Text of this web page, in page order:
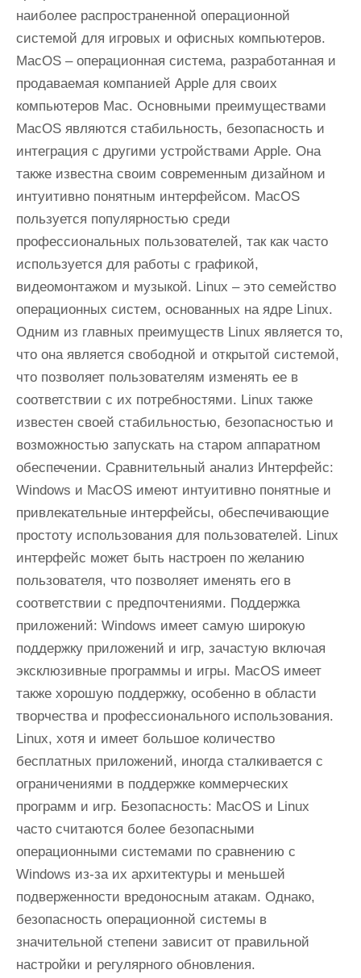
наиболее распространенной операционной
системой для игровых и офисных компьютеров.
MacOS – операционная система, разработанная и
продаваемая компанией Apple для своих
компьютеров Mac. Основными преимуществами
MacOS являются стабильность, безопасность и
интеграция с другими устройствами Apple. Она
также известна своим современным дизайном и
интуитивно понятным интерфейсом. MacOS
пользуется популярностью среди
профессиональных пользователей, так как часто
используется для работы с графикой,
видеомонтажом и музыкой. Linux – это семейство
операционных систем, основанных на ядре Linux.
Одним из главных преимуществ Linux является то,
что она является свободной и открытой системой,
что позволяет пользователям изменять ее в
соответствии с их потребностями. Linux также
известен своей стабильностью, безопасностью и
возможностью запускать на старом аппаратном
обеспечении. Сравнительный анализ Интерфейс:
Windows и MacOS имеют интуитивно понятные и
привлекательные интерфейсы, обеспечивающие
простоту использования для пользователей. Linux
интерфейс может быть настроен по желанию
пользователя, что позволяет именять его в
соответствии с предпочтениями. Поддержка
приложений: Windows имеет самую широкую
поддержку приложений и игр, зачастую включая
эксклюзивные программы и игры. MacOS имеет
также хорошую поддержку, особенно в области
творчества и профессионального использования.
Linux, хотя и имеет большое количество
бесплатных приложений, иногда сталкивается с
ограничениями в поддержке коммерческих
программ и игр. Безопасность: MacOS и Linux
часто считаются более безопасными
операционными системами по сравнению с
Windows из-за их архитектуры и меньшей
подверженности вредоносным атакам. Однако,
безопасность операционной системы в
значительной степени зависит от правильной
настройки и регулярного обновления.